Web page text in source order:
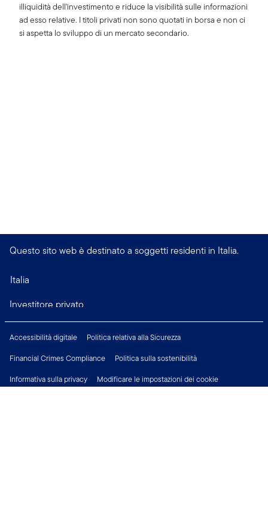
illiquidità dell'investimento e riduce la visibilità sulle informazioni
ad esso relative. I titoli privati non sono quotati in borsa e non ci
si aspetta lo sviluppo di un mercato secondario.
Questo sito web è destinato a soggetti residenti in Italia.
Italia
Investitore privato
Accessibilità digitale
Politica relativa alla Sicurezza
Financial Crimes Compliance
Politica sulla sostenibilità
Informativa sulla privacy
Modificare le impostazioni dei cookie